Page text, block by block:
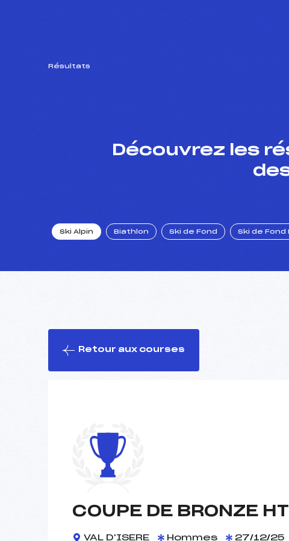
Résultats
Découvrez les
Ski Alpin Biathlon Ski de Fond Ski de Fond
Retour aux courses
COUPE DE BRONZE
VAL D'ISERE Hommes 27/12/25